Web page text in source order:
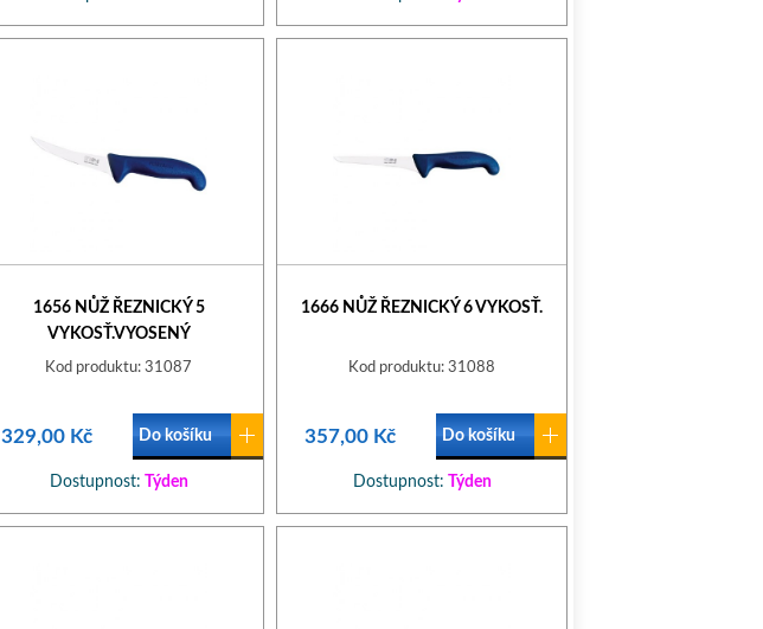
1656 NŮŽ ŘEZNICKÝ 5
VYKOSŤ.VYOSENÝ
Kod produktu: 31087
329,00 Kč Do košíku
Dostupnost: Týden
1666 NŮŽ ŘEZNICKÝ 6 VYKOSŤ.
Kod produktu: 31088
357,00 Kč Do košíku
Dostupnost: Týden